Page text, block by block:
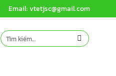
Email: vtetjsc@gmail.com
Tìm
kiếm: